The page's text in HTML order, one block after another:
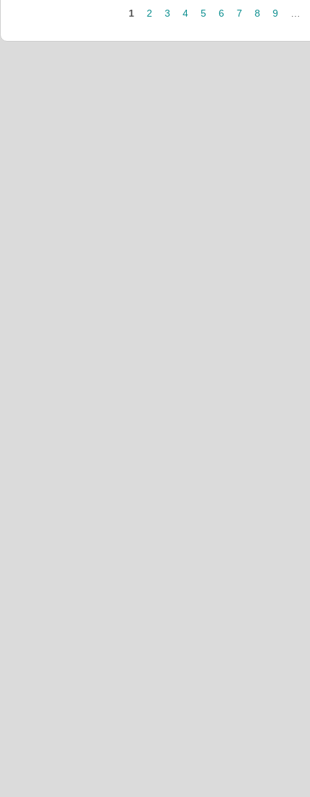
1 2 3 4 5 6 7 8 9